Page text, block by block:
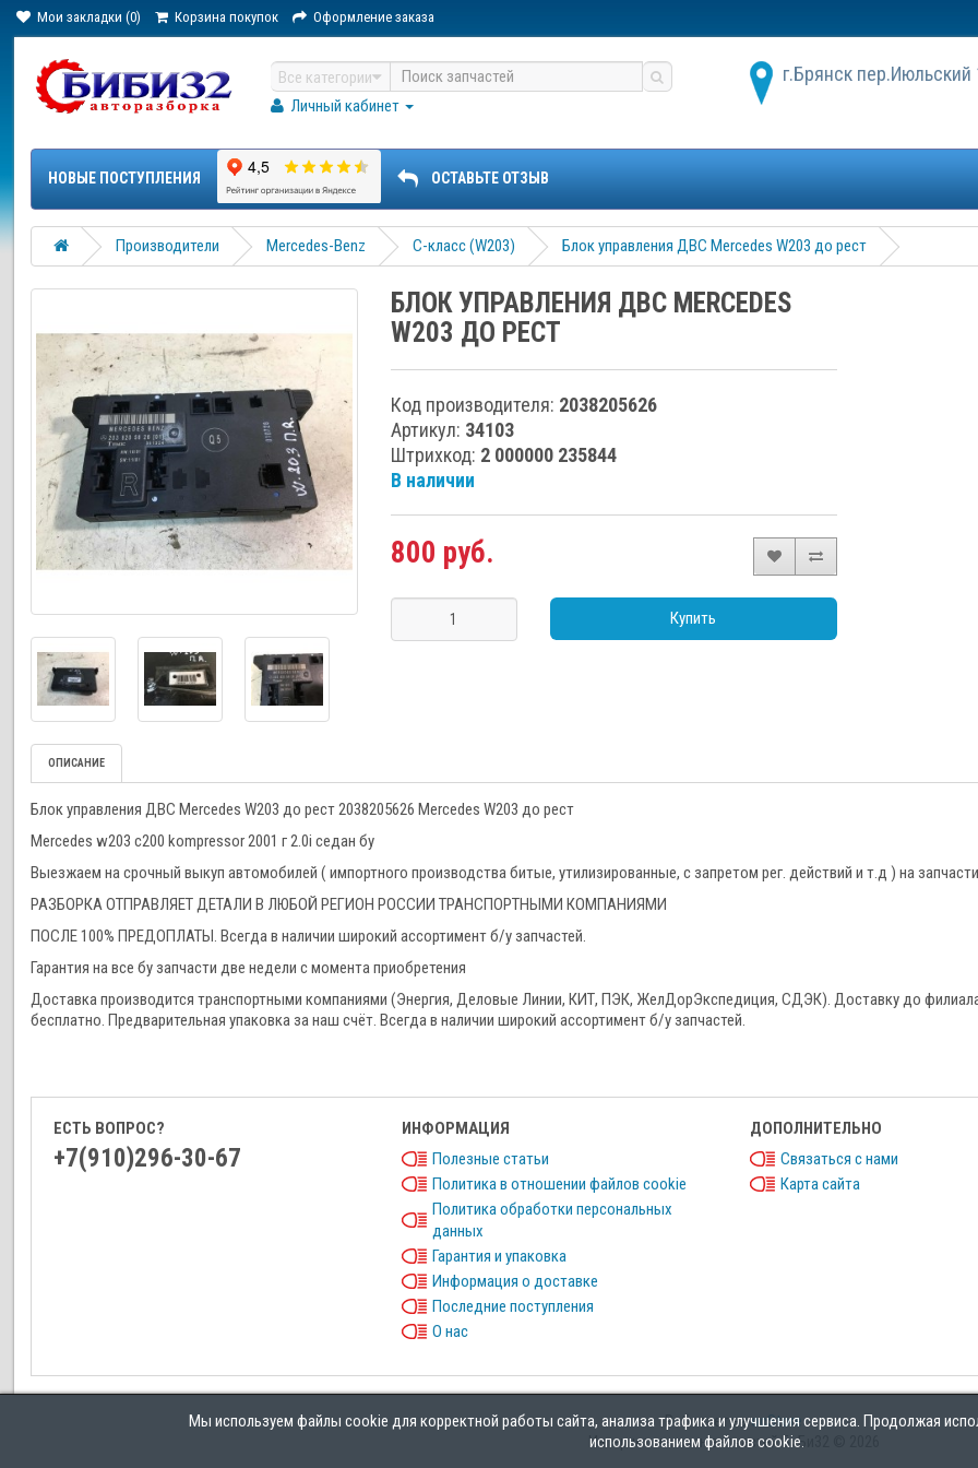
Мои закладки (0) Корзина покупок Оформление заказа
Мы используем файлы cookie для корректной работы сайта, анализа трафика и улучшения сервиса. Продолжая
использованием файлов cookie.
Все категории
Личный кабинет
г.Брянск пер.Июльский
НОВЫЕ ПОСТУПЛЕНИЯ ОСТАВЬТЕ ОТЗЫВ
Производители Mercedes-Benz C-класс (W203) Блок управления ДВС Mercedes W203 до рест
БЛОК УПРАВЛЕНИЯ ДВС MERCEDES
W203 ДО РЕСТ
Код производителя: 2038205626
Артикул: 34103
Штрихкод: 2 000000 235844
В наличии
800 руб.
Купить
ОПИСАНИЕ
Блок управления ДВС Mercedes W203 до рест 2038205626 Mercedes W203 до рест
Mercedes w203 c200 kompressor 2001 г 2.0i седан бу
Выезжаем на срочный выкуп автомобилей ( импортного производства битые, утилизированные, с запретом рег. действий и т.д ) на
РАЗБОРКА ОТПРАВЛЯЕТ ДЕТАЛИ В ЛЮБОЙ РЕГИОН РОССИИ ТРАНСПОРТНЫМИ КОМПАНИЯМИ
ПОСЛЕ 100% ПРЕДОПЛАТЫ. Всегда в наличии широкий ассортимент б/у запчастей.
Гарантия на все бу запчасти две недели с момента приобретения
Доставка производится транспортными компаниями (Энергия, Деловые Линии, КИТ, ПЭК, ЖелДорЭкспедиция, СДЭК). Доставку до
бесплатно. Предварительная упаковка за наш счёт. Всегда в наличии широкий ассортимент б/у запчастей.
ЕСТЬ ВОПРОС?
+7(910)296-30-67
ИНФОРМАЦИЯ
Полезные статьи
Политика в отношении файлов cookie
Политика обработки персональных
данных
Гарантия и упаковка
Информация о доставке
Последние поступления
О нас
ДОПОЛНИТЕЛЬНО
Связаться с нами
Карта сайта
Работает наocStore
Интернет магазин запчастей БиБи32 © 2026